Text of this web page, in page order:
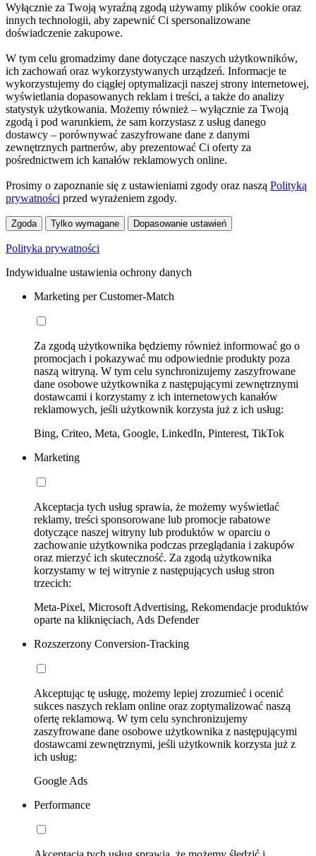
Wyłącznie za Twoją wyraźną zgodą używamy plików cookie oraz
innych technologii, aby zapewnić Ci spersonalizowane
doświadczenie zakupowe.
W tym celu gromadzimy dane dotyczące naszych użytkowników,
ich zachowań oraz wykorzystywanych urządzeń. Informacje te
wykorzystujemy do ciągłej optymalizacji naszej strony internetowej,
wyświetlania dopasowanych reklam i treści, a także do analizy
statystyk użytkowania. Możemy również – wyłącznie za Twoją
zgodą i pod warunkiem, że sam korzystasz z usług danego
dostawcy – porównywać zaszyfrowane dane z danymi
zewnętrznych partnerów, aby prezentować Ci oferty za
pośrednictwem ich kanałów reklamowych online.
Prosimy o zapoznanie się z ustawieniami zgody oraz naszą Polityką
prywatności przed wyrażeniem zgody.
Zgoda Tylko wymagane Dopasowanie ustawień
Polityka prywatności
Indywidualne ustawienia ochrony danych
Marketing per Customer-Match
Za zgodą użytkownika będziemy również informować go o
promocjach i pokazywać mu odpowiednie produkty poza
naszą witryną. W tym celu synchronizujemy zaszyfrowane
dane osobowe użytkownika z następującymi zewnętrznymi
dostawcami i korzystamy z ich internetowych kanałów
reklamowych, jeśli użytkownik korzysta już z ich usług:
Bing, Criteo, Meta, Google, LinkedIn, Pinterest, TikTok
Marketing
Akceptacja tych usług sprawia, że możemy wyświetlać
reklamy, treści sponsorowane lub promocje rabatowe
dotyczące naszej witryny lub produktów w oparciu o
zachowanie użytkownika podczas przeglądania i zakupów
oraz mierzyć ich skuteczność. Za zgodą użytkownika
korzystamy w tej witrynie z następujących usług stron
trzecich:
Meta-Pixel, Microsoft Advertising, Rekomendacje produktów
oparte na kliknięciach, Ads Defender
Rozszerzony Conversion-Tracking
Akceptując tę usługę, możemy lepiej zrozumieć i ocenić
sukces naszych reklam online oraz zoptymalizować naszą
ofertę reklamową. W tym celu synchronizujemy
zaszyfrowane dane osobowe użytkownika z następującymi
dostawcami zewnętrznymi, jeśli użytkownik korzysta już z
ich usług:
Google Ads
Performance